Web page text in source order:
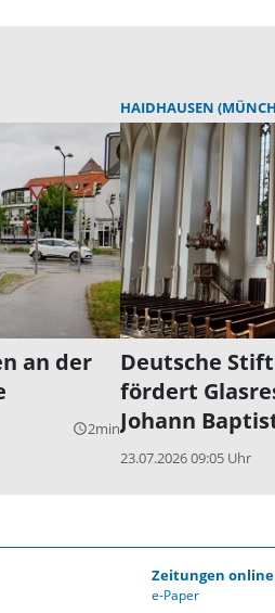
an der
query_builder2min
HAIDHAUSEN
Deutsche
fördert
Johann
23.07.2026 09:05 Uhr
Zeitungen online
e-Paper